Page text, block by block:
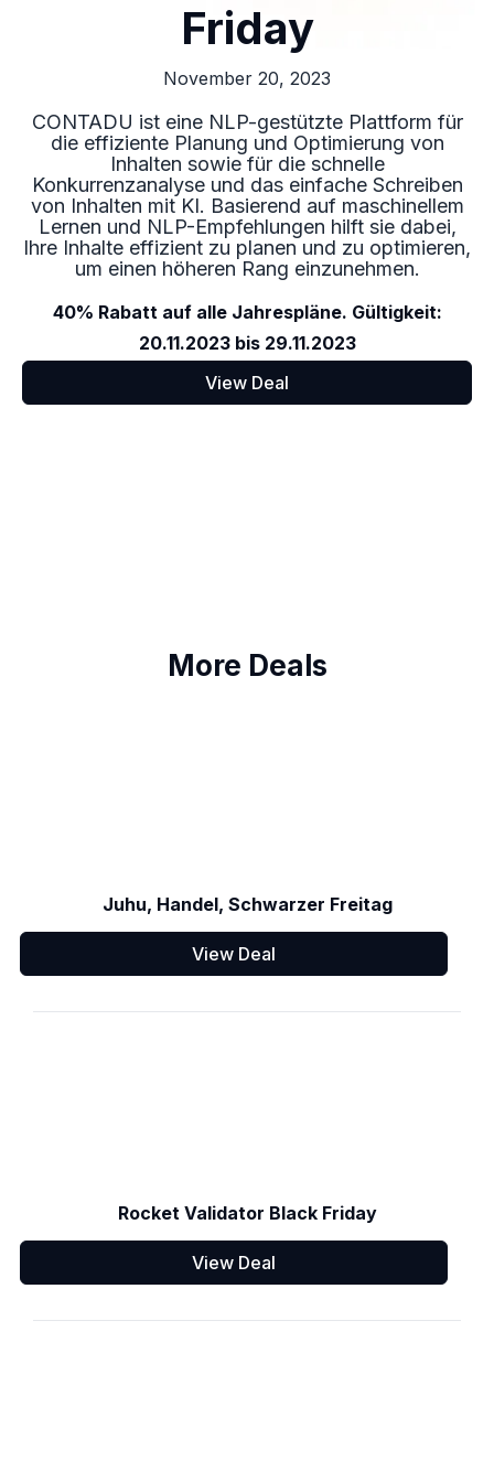
Friday
November 20, 2023
CONTADU ist eine NLP-gestützte Plattform für
die effiziente Planung und Optimierung von
Inhalten sowie für die schnelle
Konkurrenzanalyse und das einfache Schreiben
von Inhalten mit KI. Basierend auf maschinellem
Lernen und NLP-Empfehlungen hilft sie dabei,
Ihre Inhalte effizient zu planen und zu optimieren,
um einen höheren Rang einzunehmen.
40% Rabatt auf alle Jahrespläne. Gültigkeit:
20.11.2023 bis 29.11.2023
View Deal
More Deals
Juhu, Handel, Schwarzer Freitag
View Deal
Rocket Validator Black Friday
View Deal